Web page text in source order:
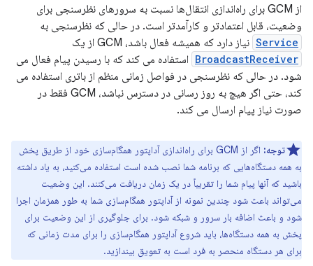
از GCM برای راه‌اندازی انتقال‌ها نسبت به سرورهای نظرسنجی برای
وضعیت، قابل اعتمادتر و کارآمدتر است. در حالی که نظرسنجی به
Service نیاز دارد که همیشه فعال باشد، GCM از یک
BroadcastReceiver استفاده می کند که با رسیدن پیام فعال می
شود. در حالی که نظرسنجی در فواصل زمانی منظم از باتری استفاده می
کند، حتی اگر هیچ به روز رسانی در دسترس نباشد، GCM فقط در
صورت نیاز پیام ارسال می کند.
توجه:
اگر از GCM برای راه‌اندازی آداپتور همگام‌سازی خود از طریق پخش
به همه دستگاه‌هایی که برنامه شما نصب شده است استفاده می‌کنید، به یاد داشته
باشید که آنها پیام شما را تقریباً در یک زمان دریافت می‌کنند. این وضعیت
می‌تواند باعث شود چندین نمونه از آداپتور همگام‌سازی شما به طور همزمان اجرا
شود و باعث اضافه بار سرور و شبکه شود. برای جلوگیری از این وضعیت برای
پخش به همه دستگاه‌ها، باید شروع آداپتور همگام‌سازی را برای مدت زمانی که
برای هر دستگاه منحصر به فرد است به تعویق بیندازید.